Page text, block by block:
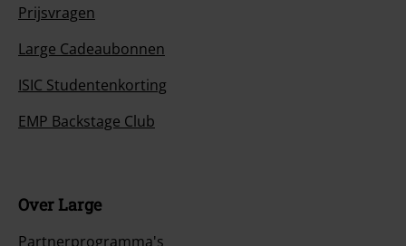
Prijsvragen
Large Cadeaubonnen
ISIC Studentenkorting
EMP Backstage Club
Over Large
Partnerprogramma's